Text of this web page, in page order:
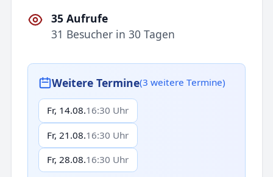
35 Aufrufe
31 Besucher in 30 Tagen
Weitere Termine(3 weitere Termine)
Fr, 14.08.16:30 Uhr
Fr, 21.08.16:30 Uhr
Fr, 28.08.16:30 Uhr